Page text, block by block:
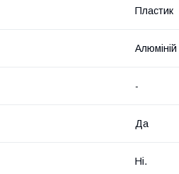
Пластик
Алюміній
-
Да
Ні.